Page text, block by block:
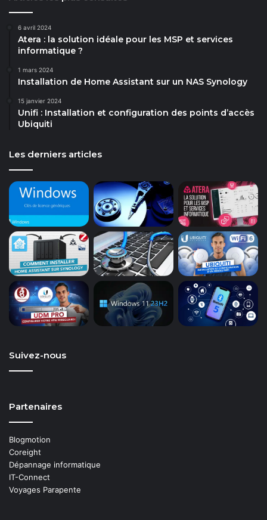
6 avril 2024
Atera : la solution idéale pour les MSP et services
informatique ?
1 mars 2024
Installation de Home Assistant sur un NAS Synology
15 janvier 2024
Unifi : Installation et configuration des points d’accès
Ubiquiti
Les derniers articles
Suivez-nous
Partenaires
Blogmotion
Coreight
Dépannage informatique
IT-Connect
Voyages Parapente